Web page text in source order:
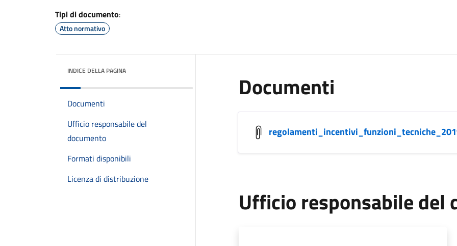
Tipi di documento:
Atto normativo
INDICE DELLA PAGINA
Documenti
Ufficio responsabile del
documento
Formati disponibili
Licenza di distribuzione
Documenti
Ufficio responsabile del